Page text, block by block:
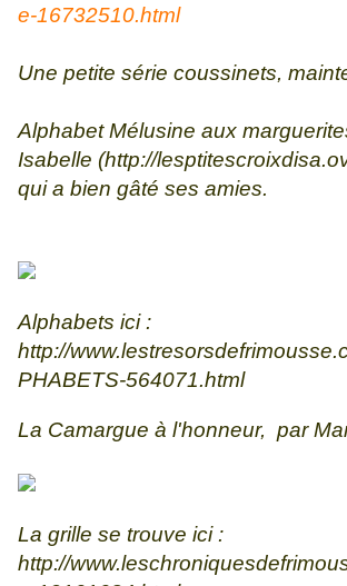
e-16732510.html
Une petite série coussinets,
Alphabet Mélusine aux
Isabelle (http://
qui a bien gâté ses amies.
Alphabets ici :
http://
PHABETS-564071.html
La Camargue à l'honneur, par
La grille se trouve ici :
http://